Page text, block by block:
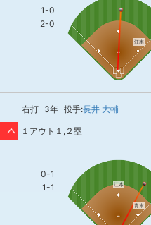
1-0
2-0
江本
右打 3年 投手:長井 大輔
１アウト１,２塁
0-1
1-1 江本
青木